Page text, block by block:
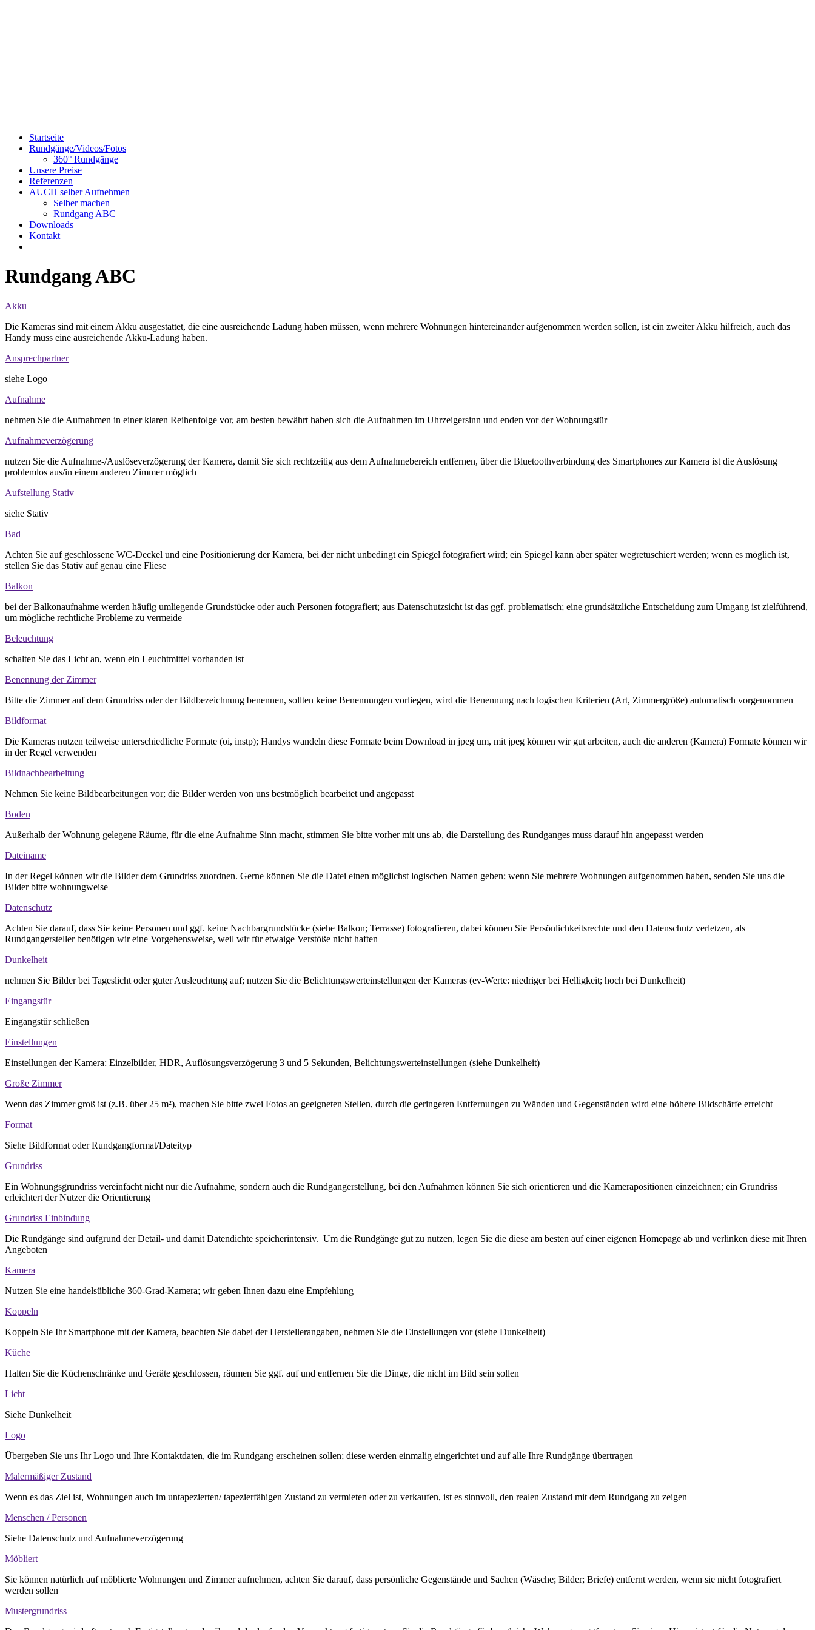
Startseite
Rundgänge/Videos/Fotos
360° Rundgänge
Unsere Preise
Referenzen
AUCH selber Aufnehmen
Selber machen
Rundgang ABC
Downloads
Kontakt
Rundgang ABC
Akku
Die Kameras sind mit einem Akku ausgestattet, die eine ausreichende Ladung haben müssen, wenn mehrere Wohnungen hintereinander aufgenommen werden sollen, ist ein zweiter Akku hilfreich, auch das
Handy muss eine ausreichende Akku-Ladung haben.
Ansprechpartner
siehe Logo
Aufnahme
nehmen Sie die Aufnahmen in einer klaren Reihenfolge vor, am besten bewährt haben sich die Aufnahmen im Uhrzeigersinn und enden vor der Wohnungstür
Aufnahmeverzögerung
nutzen Sie die Aufnahme-/Auslöseverzögerung der Kamera, damit Sie sich rechtzeitig aus dem Aufnahmebereich entfernen, über die Bluetoothverbindung des Smartphones zur Kamera ist die Auslösung
problemlos aus/in einem anderen Zimmer möglich
Aufstellung Stativ
siehe Stativ
Bad
Achten Sie auf geschlossene WC-Deckel und eine Positionierung der Kamera, bei der nicht unbedingt ein Spiegel fotografiert wird; ein Spiegel kann aber später wegretuschiert werden; wenn es möglich ist,
stellen Sie das Stativ auf genau eine Fliese
Balkon
bei der Balkonaufnahme werden häufig umliegende Grundstücke oder auch Personen fotografiert; aus Datenschutzsicht ist das ggf. problematisch; eine grundsätzliche Entscheidung zum Umgang ist zielführend,
um mögliche rechtliche Probleme zu vermeide
Beleuchtung
schalten Sie das Licht an, wenn ein Leuchtmittel vorhanden ist
Benennung der Zimmer
Bitte die Zimmer auf dem Grundriss oder der Bildbezeichnung benennen, sollten keine Benennungen vorliegen, wird die Benennung nach logischen Kriterien (Art, Zimmergröße) automatisch vorgenommen
Bildformat
Die Kameras nutzen teilweise unterschiedliche Formate (oi, instp); Handys wandeln diese Formate beim Download in jpeg um, mit jpeg können wir gut arbeiten, auch die anderen (Kamera) Formate können wir
in der Regel verwenden
Bildnachbearbeitung
Nehmen Sie keine Bildbearbeitungen vor; die Bilder werden von uns bestmöglich bearbeitet und angepasst
Boden
Außerhalb der Wohnung gelegene Räume, für die eine Aufnahme Sinn macht, stimmen Sie bitte vorher mit uns ab, die Darstellung des Rundganges muss darauf hin angepasst werden
Dateiname
In der Regel können wir die Bilder dem Grundriss zuordnen. Gerne können Sie die Datei einen möglichst logischen Namen geben; wenn Sie mehrere Wohnungen aufgenommen haben, senden Sie uns die
Bilder bitte wohnungweise
Datenschutz
Achten Sie darauf, dass Sie keine Personen und ggf. keine Nachbargrundstücke (siehe Balkon; Terrasse) fotografieren, dabei können Sie Persönlichkeitsrechte und den Datenschutz verletzen, als
Rundgangersteller benötigen wir eine Vorgehensweise, weil wir für etwaige Verstöße nicht haften
Dunkelheit
nehmen Sie Bilder bei Tageslicht oder guter Ausleuchtung auf; nutzen Sie die Belichtungswerteinstellungen der Kameras (ev-Werte: niedriger bei Helligkeit; hoch bei Dunkelheit)
Eingangstür
Eingangstür schließen
Einstellungen
Einstellungen der Kamera: Einzelbilder, HDR, Auflösungsverzögerung 3 und 5 Sekunden, Belichtungswerteinstellungen (siehe Dunkelheit)
Große Zimmer
Wenn das Zimmer groß ist (z.B. über 25 m²), machen Sie bitte zwei Fotos an geeigneten Stellen, durch die geringeren Entfernungen zu Wänden und Gegenständen wird eine höhere Bildschärfe erreicht
Format
Siehe Bildformat oder Rundgangformat/Dateityp
Grundriss
Ein Wohnungsgrundriss vereinfacht nicht nur die Aufnahme, sondern auch die Rundgangerstellung, bei den Aufnahmen können Sie sich orientieren und die Kamerapositionen einzeichnen; ein Grundriss
erleichtert der Nutzer die Orientierung
Grundriss Einbindung
Die Rundgänge sind aufgrund der Detail- und damit Datendichte speicherintensiv. Um die Rundgänge gut zu nutzen, legen Sie die diese am besten auf einer eigenen Homepage ab und verlinken diese mit Ihren
Angeboten
Kamera
Nutzen Sie eine handelsübliche 360-Grad-Kamera; wir geben Ihnen dazu eine Empfehlung
Koppeln
Koppeln Sie Ihr Smartphone mit der Kamera, beachten Sie dabei der Herstellerangaben, nehmen Sie die Einstellungen vor (siehe Dunkelheit)
Küche
Halten Sie die Küchenschränke und Geräte geschlossen, räumen Sie ggf. auf und entfernen Sie die Dinge, die nicht im Bild sein sollen
Licht
Siehe Dunkelheit
Logo
Übergeben Sie uns Ihr Logo und Ihre Kontaktdaten, die im Rundgang erscheinen sollen; diese werden einmalig eingerichtet und auf alle Ihre Rundgänge übertragen
Malermäßiger Zustand
Wenn es das Ziel ist, Wohnungen auch im untapezierten/ tapezierfähigen Zustand zu vermieten oder zu verkaufen, ist es sinnvoll, den realen Zustand mit dem Rundgang zu zeigen
Menschen / Personen
Siehe Datenschutz und Aufnahmeverzögerung
Möbliert
Sie können natürlich auf möblierte Wohnungen und Zimmer aufnehmen, achten Sie darauf, dass persönliche Gegenstände und Sachen (Wäsche; Bilder; Briefe) entfernt werden, wenn sie nicht fotografiert
werden sollen
Mustergrundriss